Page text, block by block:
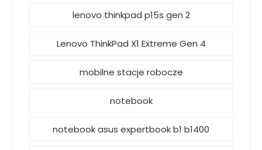
lenovo thinkpad p15s gen 2
Lenovo ThinkPad X1 Extreme Gen 4
mobilne stacje robocze
notebook
notebook asus expertbook b1 b1400